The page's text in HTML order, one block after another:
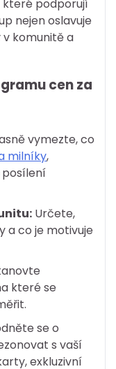
které podporují
nejen oslavuje
v komunitě a
cen za
vymezte, co
milníky,
Určete,
a co je motivuje
které se
se o
s vaší
exkluzivní